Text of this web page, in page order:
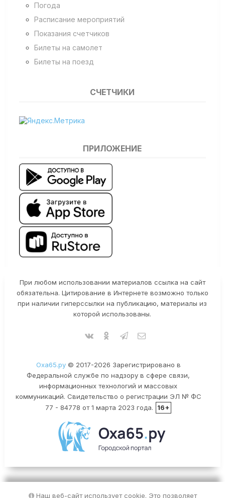
Погода
Расписание мероприятий
Показания счетчиков
Билеты на самолет
Билеты на поезд
СЧЕТЧИКИ
ПРИЛОЖЕНИЕ
При любом использовании материалов ссылка на сайт
обязательна. Цитирование в Интернете возможно только
при наличии гиперссылки на публикацию, материалы из
которой использованы.
Оха65.ру© 2017-2026 Зарегистрировано в
Федеральной службе по надзору в сфере связи,
информационных технологий и массовых
коммуникаций. Свидетельство о регистрации ЭЛ № ФС
77 - 84778 от 1 марта 2023 года.
16+
Наш веб-сайт использует cookie. Это позволяет